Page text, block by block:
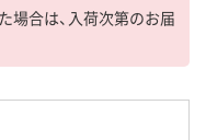
場合は、入荷次第のお届